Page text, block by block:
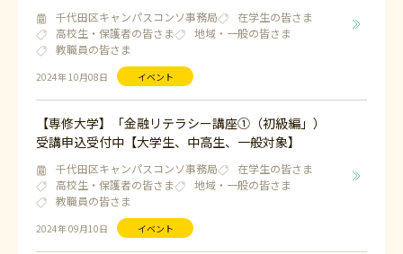
2024年 10月08日 イベント
千代田区キャンパスコンソ事務局
在学生の皆さま
高校生・保護者の皆さま
地域・一般の皆さま
教職員の皆さま
2024年 09月10日 イベント
【専修大学】「金融リテラシー講座①（初級編」）
受講申込受付中【大学生、中高生、一般対象】
千代田区キャンパスコンソ事務局
在学生の皆さま
高校生・保護者の皆さま
地域・一般の皆さま
教職員の皆さま